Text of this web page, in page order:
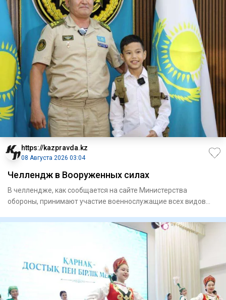
https://kazpravda.kz
08 Августа 2026 03:04
Челлендж в Вооруженных силах
В челлендже, как сообщается на сайте Министерства
обороны, принимают участие военнослужащие всех видов